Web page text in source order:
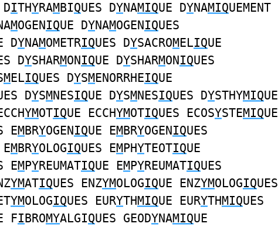
ITHYRAMBIQUES DYNAMIQUE DYNAMIQUEMENT
MOGENIQUE DYNAMOGENIQUES
DYNAMOMETRIQUES DYSACROMELIQUE
DYSHARMONIQUE DYSHARMONIQUES
MELIQUES DYSMENORRHEIQUE
DYSMNESIQUE DYSMNESIQUES DYSTHYMIQUE
YMOTIQUE ECCHYMOTIQUES ECOSYSTEMIQUE
EMBRYOGENIQUE EMBRYOGENIQUES
MBRYOLOGIQUES EMPHYTEOTIQUE
EMPYREUMATIQUE EMPYREUMATIQUES
YMATIQUES ENZYMOLOGIQUE ENZYMOLOGIQUES
YMOLOGIQUES EURYTHMIQUE EURYTHMIQUES
FIBROMYALGIQUES GEODYNAMIQUE